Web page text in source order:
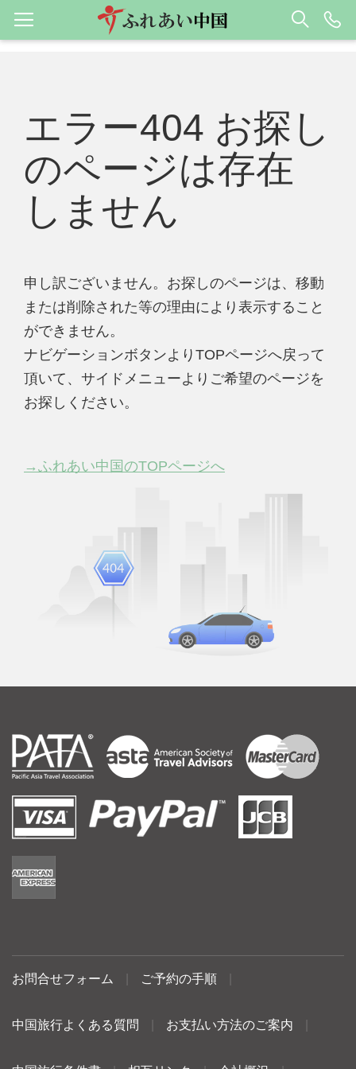
エラー404 お探し
のページは存在
しません
申し訳ございません。お探しのページは、移動
または削除された等の理由により表示すること
ができません。
ナビゲーションボタンよりTOPページへ戻って
頂いて、サイドメニューよりご希望のページを
お探しください。
→ふれあい中国のTOPページへ
お問合せフォーム ご予約の手順
中国旅行よくある質問 お支払い方法のご案内